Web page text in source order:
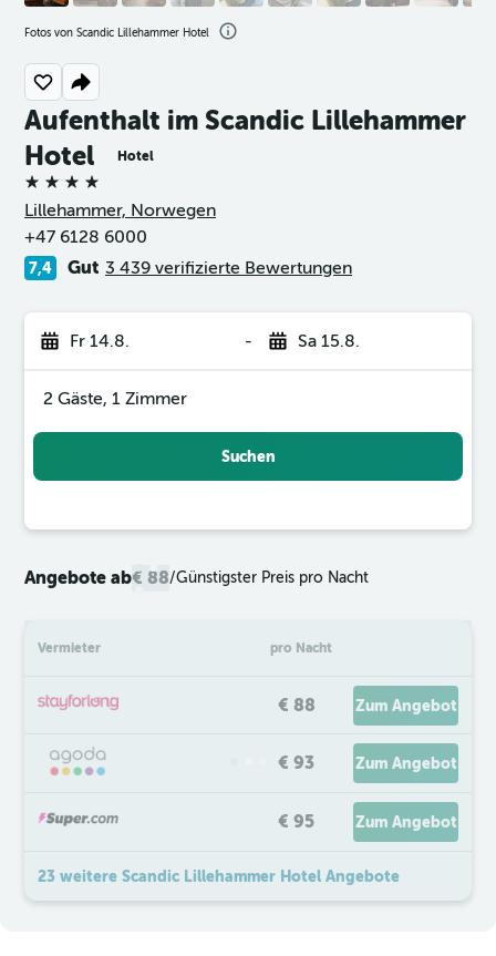
Aufenthalt im Scandic Lillehammer
Hotel
Hotel
4 Sterne
Lillehammer, Norwegen
+47 6128 6000
7,4 Gut 3 439 verifizierte Bewertungen
Fr 14.8. - Sa 15.8.
2 Gäste, 1 Zimmer
Suchen
Angebote ab€ 88/Günstigster Preis pro Nacht
Vermieter pro Nacht
€ 88 Zum Angebot
€ 93 Zum Angebot
€ 95 Zum Angebot
23 weitere Scandic Lillehammer Hotel Angebote
Fotos von Scandic Lillehammer Hotel